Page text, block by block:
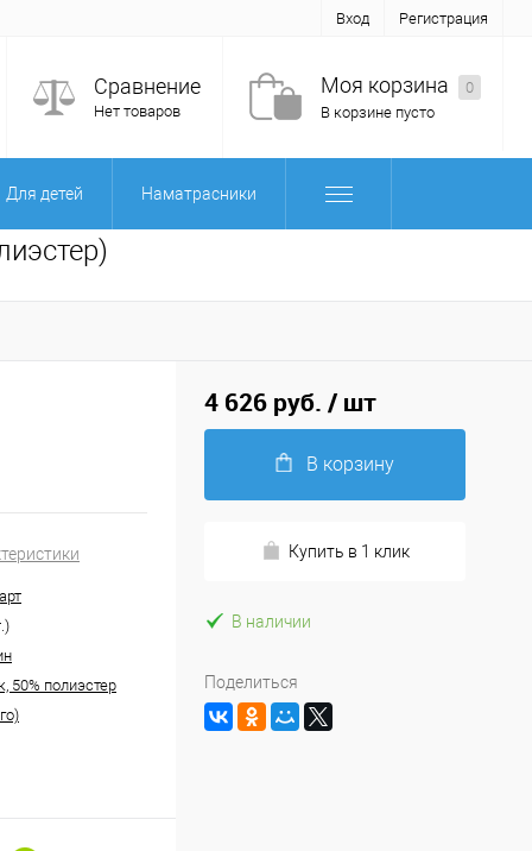
Вход Регистрация
Сравнение
Нет товаров
Моя корзина
0
В корзине пусто
Для детей Наматрасники
50% полиэстер
4 626 руб. / шт
В корзину
Купить в 1 клик
В наличии
Поделиться